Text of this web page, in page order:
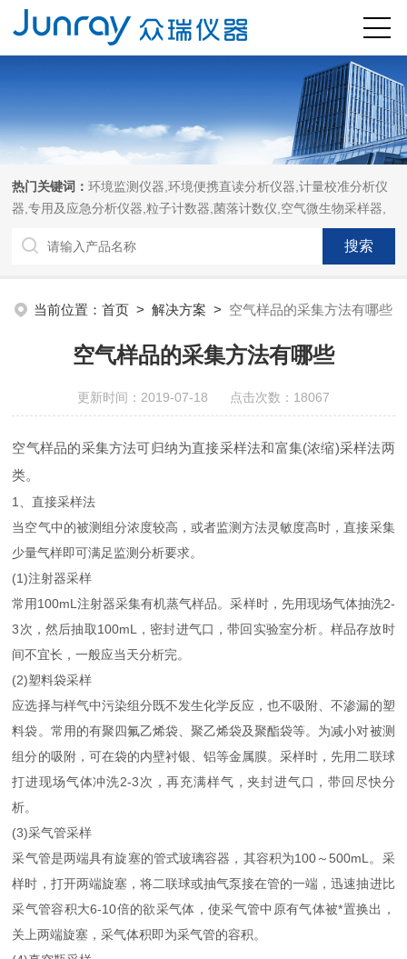
热门关键词：环境监测仪器,环境便携直读分析仪器,计量校准分析仪
器,专用及应急分析仪器,粒子计数器,菌落计数仪,空气微生物采样器,
当前位置：首页 >解决方案 > 空气样品的采集方法有哪些
空气样品的采集方法有哪些
更新时间：2019-07-18 点击次数：18067
空气样品的采集方法可归纳为直接采样法和富集(浓缩)采样法两
类。
1、直接采样法
当空气中的被测组分浓度较高，或者监测方法灵敏度高时，直接采集
少量气样即可满足监测分析要求。
(1)注射器采样
常用100mL注射器采集有机蒸气样品。采样时，先用现场气体抽洗2-
3次，然后抽取100mL，密封进气口，带回实验室分析。样品存放时
间不宜长，一般应当天分析完。
(2)塑料袋采样
应选择与样气中污染组分既不发生化学反应，也不吸附、不渗漏的塑
料袋。常用的有聚四氟乙烯袋、聚乙烯袋及聚酯袋等。为减小对被测
组分的吸附，可在袋的内壁衬银、铝等金属膜。采样时，先用二联球
打进现场气体冲洗2-3次，再充满样气，夹封进气口，带回尽快分
析。
(3)采气管采样
采气管是两端具有旋塞的管式玻璃容器，其容积为100～500mL。采
样时，打开两端旋塞，将二联球或抽气泵接在管的一端，迅速抽进比
采气管容积大6-10倍的欲采气体，使采气管中原有气体被*置换出，
关上两端旋塞，采气体积即为采气管的容积。